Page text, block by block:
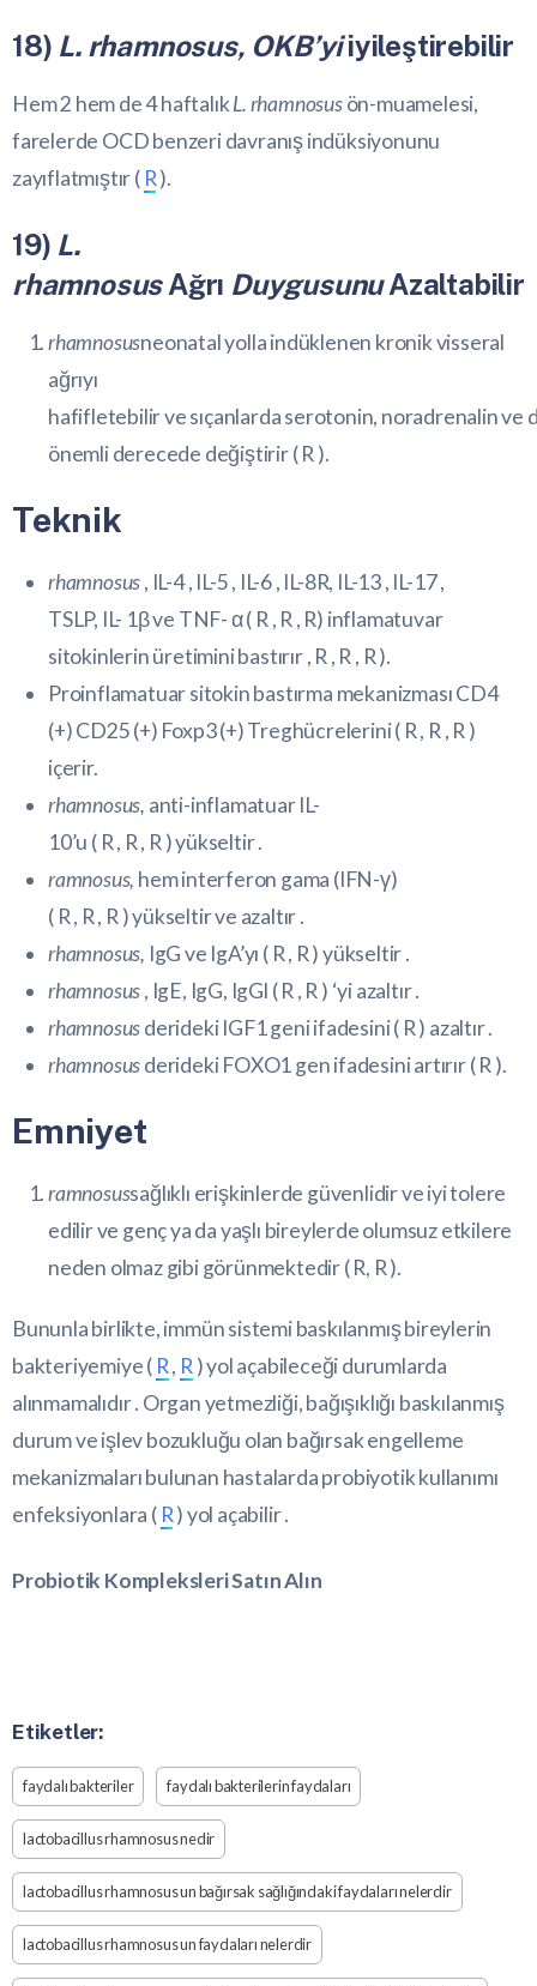
18) L. rhamnosus, OKB’yiiyileştirebilir
Hem 2 hem de 4 haftalıkL. rhamnosusön-muamelesi,
farelerde OCD benzeri davranış indüksiyonunu
zayıflatmıştır ( R).
19) L.
rhamnosusAğrı DuygusunuAzaltabilir
rhamnosusneonatal yolla indüklenen kronik visseral
ağrıyı
hafifletebilir ve sıçanlardaserotonin, noradrenalinve
önemli derecede değiştirir (R ).
Teknik
rhamnosus, IL-4 , IL-5 , IL-6, IL-8R, IL-13 , IL-17,
TSLP, IL- 1βve TNF-α ( R , R , R) inflamatuvar
sitokinlerin üretimini bastırır , R , R , R).
Proinflamatuar sitokin bastırma mekanizması CD4
(+) CD25 (+) Foxp3 (+)Treghücrelerini ( R, R , R )
içerir.
rhamnosus, anti-inflamatuarIL-
10’u ( R, R, R ) yükseltir .
ramnosus, hem interferon gama (IFN-γ)
( R, R, R ) yükseltir ve azaltır .
rhamnosus, IgG ve IgA’yı ​​( R, R) yükseltir .
rhamnosus, IgE, IgG, IgGl (R , R ) ‘yi azaltır .
rhamnosusderideki IGF1 geni ifadesini ( R) azaltır .
rhamnosusderideki FOXO1 gen ifadesini artırır (R ).
Emniyet
ramnosussağlıklı erişkinlerde güvenlidir ve iyi tolere
edilir ve genç ya da yaşlı bireylerde olumsuz etkilere
neden olmaz gibi görünmektedir (R, R).
Bununla birlikte, immün sistemi baskılanmış bireylerin
bakteriyemiye ( R, R ) yol açabileceği durumlarda
alınmamalıdır . Organ yetmezliği, bağışıklığı baskılanmış
durum ve işlev bozukluğu olan bağırsak engelleme
mekanizmaları bulunan hastalarda probiyotik kullanımı
enfeksiyonlara ( R) yol açabilir .
Probiotik Kompleksleri Satın Alın
Etiketler:
faydalı bakteriler faydalı bakterilerin faydaları
lactobacillus rhamnosus nedir
lactobacillus rhamnosus un bağırsak sağlığındaki faydaları nelerdir
lactobacillus rhamnosus un faydaları nelerdir